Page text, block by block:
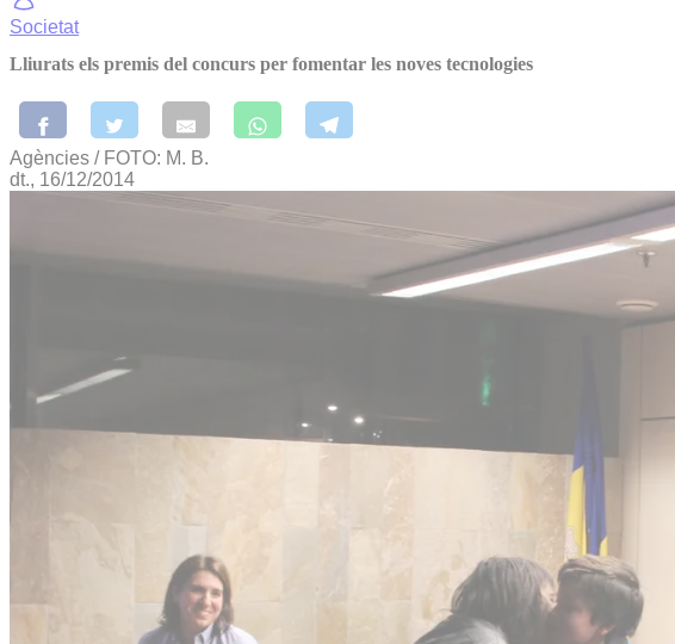
Societat
Lliurats els premis del concurs per fomentar les noves tecnologies
Agències / FOTO: M. B.
dt., 16/12/2014